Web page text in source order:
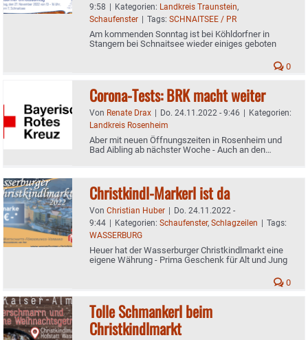
9:58 | Kategorien: Landkreis Traunstein,
Schaufenster | Tags: SCHNAITSEE / PR
Am kommenden Sonntag ist bei Köhldorfner in
Stangern bei Schnaitsee wieder einiges geboten
0
Corona-Tests: BRK macht weiter
Von Renate Drax | Do. 24.11.2022 - 9:46 | Kategorien:
Landkreis Rosenheim
Aber mit neuen Öffnungszeiten in Rosenheim und
Bad Aibling ab nächster Woche - Auch an den
Christkindl-Markerl ist da
Von Christian Huber | Do. 24.11.2022 -
9:44 | Kategorien: Schaufenster, Schlagzeilen | Tags:
WASSERBURG
Heuer hat der Wasserburger Christkindlmarkt eine
eigene Währung - Prima Geschenk für Alt und Jung
0
Tolle Schmankerl beim
Christkindlmarkt